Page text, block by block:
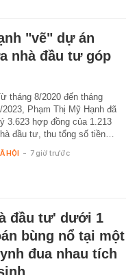
"vẽ" dự án
nhà đầu tư góp
tháng 8/2020 đến tháng
2023, Phạm Thị Mỹ Hạnh đã
3.623 hợp đồng của 1.213
đầu tư, thu tổng số tiền…
HỘI - 7 giờ trước
đầu tư' dưới 1
bùng nổ tại một
đua nhau tích